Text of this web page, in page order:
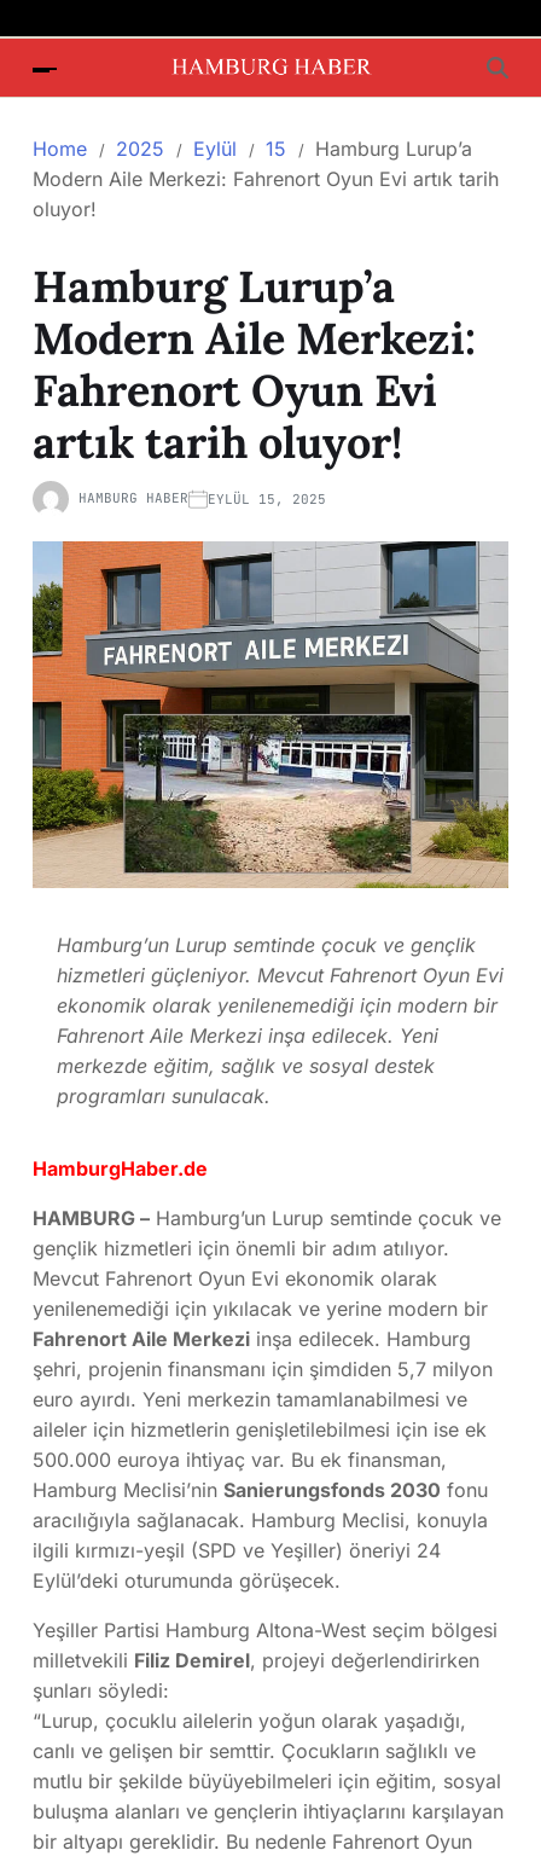
Home 2025 Eylül 15
Hamburg Lurup’a
Modern Aile Merkezi: Fahrenort Oyun Evi artık tarih
oluyor!
Hamburg Lurup’a
Modern Aile Merkezi:
Fahrenort Oyun Evi
artık tarih oluyor!
HAMBURG HABER EYLÜL 15, 2025
Hamburg’un Lurup semtinde çocuk ve gençlik
hizmetleri güçleniyor. Mevcut Fahrenort Oyun Evi
ekonomik olarak yenilenemediği için modern bir
Fahrenort Aile Merkezi inşa edilecek. Yeni
merkezde eğitim, sağlık ve sosyal destek
programları sunulacak.
HamburgHaber.de
HAMBURG – Hamburg’un Lurup semtinde çocuk ve
gençlik hizmetleri için önemli bir adım atılıyor.
Mevcut Fahrenort Oyun Evi ekonomik olarak
yenilenemediği için yıkılacak ve yerine modern bir
Fahrenort Aile Merkezi inşa edilecek. Hamburg
şehri, projenin finansmanı için şimdiden 5,7 milyon
euro ayırdı. Yeni merkezin tamamlanabilmesi ve
aileler için hizmetlerin genişletilebilmesi için ise ek
500.000 euroya ihtiyaç var. Bu ek finansman,
Hamburg Meclisi’nin Sanierungsfonds 2030 fonu
aracılığıyla sağlanacak. Hamburg Meclisi, konuyla
ilgili kırmızı-yeşil (SPD ve Yeşiller) öneriyi 24
Eylül’deki oturumunda görüşecek.
Yeşiller Partisi Hamburg Altona-West seçim bölgesi
milletvekili Filiz Demirel, projeyi değerlendirirken
şunları söyledi:
“Lurup, çocuklu ailelerin yoğun olarak yaşadığı,
canlı ve gelişen bir semttir. Çocukların sağlıklı ve
mutlu bir şekilde büyüyebilmeleri için eğitim, sosyal
buluşma alanları ve gençlerin ihtiyaçlarını karşılayan
bir altyapı gereklidir. Bu nedenle Fahrenort Oyun